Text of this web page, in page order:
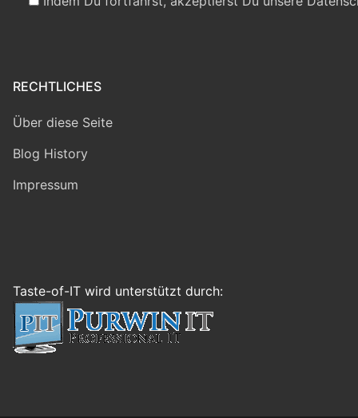
RECHTLICHES
Über diese Seite
Blog History
Impressum
Taste-of-IT wird unterstützt durch: